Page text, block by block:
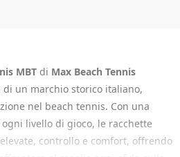
MBT di Max Beach Tennis
di un marchio storico italiano,
nel beach tennis. Con una
livello di gioco, le racchette
controllo e comfort, offrendo